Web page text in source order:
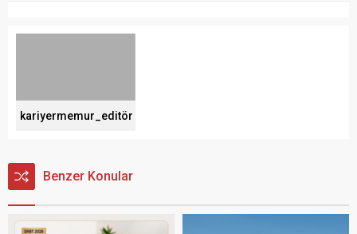
kariyermemur_editör
Benzer Konular